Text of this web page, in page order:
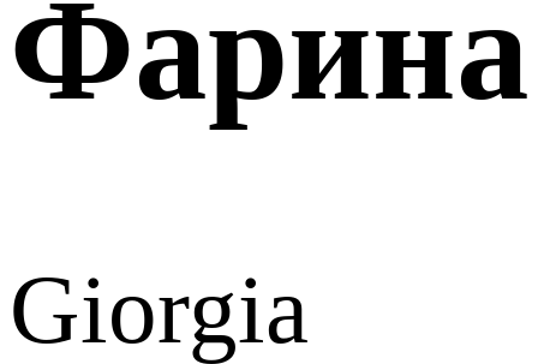
Фарина
Giorgia